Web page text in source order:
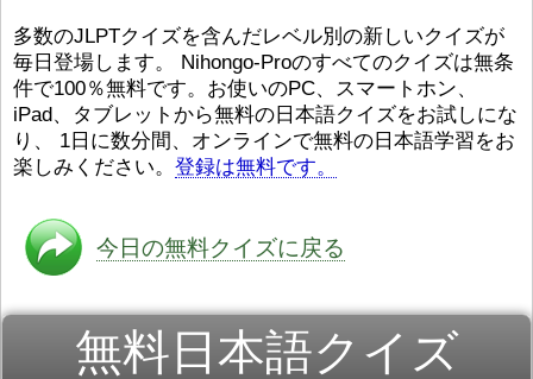
り ありません。「絵本作家
（えほんさっか picture book
author) に なるのは とて
も むずかしいそうです。よ
かったら、このYouTubeを見
てくださいね。 [/font][/color]
[/size]
https://www.youtube.com/watch?
v=psCoMkMOQlY[/color]
る会社（かいし
と）めています
ん）はあります
び）が慌（あわ
ストレスが溜（
です。結局（け
ログラミングが
く）したくて、
と）、就職（し
してみたいです
多数のJLPTクイズを含んだレベル別の新しいクイズが
毎日登場します。 Nihongo-Proのすべてのクイズは無条
件で100％無料です。お使いのPC、スマートホン、
iPad、タブレットから無料の日本語クイズをお試しにな
り、 1日に数分間、オンラインで無料の日本語学習をお
楽しみください。 登録は無料です。
今日の無料クイズに戻る
無料日本語クイズ